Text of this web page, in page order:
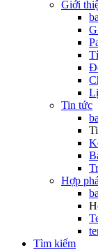
Giới
Tin tức
Hợp
Tìm kiếm